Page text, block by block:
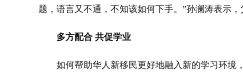
题，语言又不通，不知该如何下手。”孙澜涛表示
多方配合 共促学业
如何帮助华人新移民更好地融入新的学习环境，